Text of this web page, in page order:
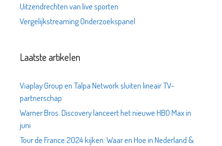
Uitzendrechten van live sporten
Vergelijkstreaming Onderzoekspanel
Laatste artikelen
Viaplay Group en Talpa Network sluiten lineair TV-
partnerschap
Warner Bros. Discovery lanceert het nieuwe HBO Max in
juni
Tour de France 2024 kijken: Waar en Hoe in Nederland &